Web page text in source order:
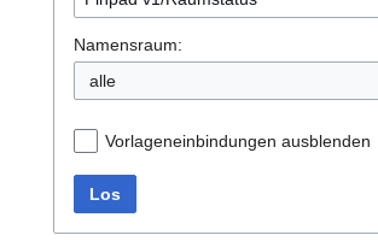
Namensraum:
alle
Vorlageneinbindungen ausblenden
Los